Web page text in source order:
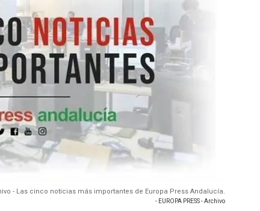
- Las cinco noticias más importantes de Europa Press Andalucía.
- EUROPA PRESS - Archivo